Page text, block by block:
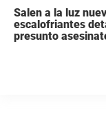
Salen a la luz
escalofriantes
presunto